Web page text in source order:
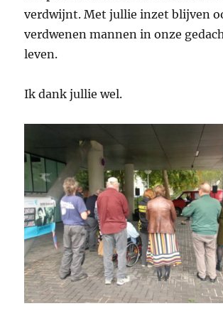
verdwijnt. Met jullie inzet blijven
verdwenen mannen in onze
leven.
Ik dank jullie wel.